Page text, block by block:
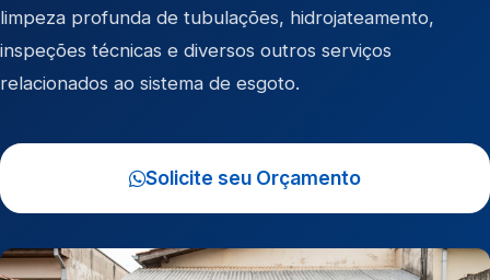
limpeza profunda de tubulações, hidrojateamento,
inspeções técnicas e diversos outros serviços
relacionados ao sistema de esgoto.
Solicite seu Orçamento